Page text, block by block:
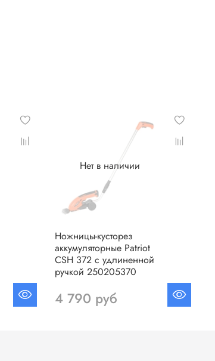
Нет в наличии
Ножницы-кусторез
аккумуляторные Patriot
СSH 372 с удлиненной
ручкой 250205370
4 790 руб